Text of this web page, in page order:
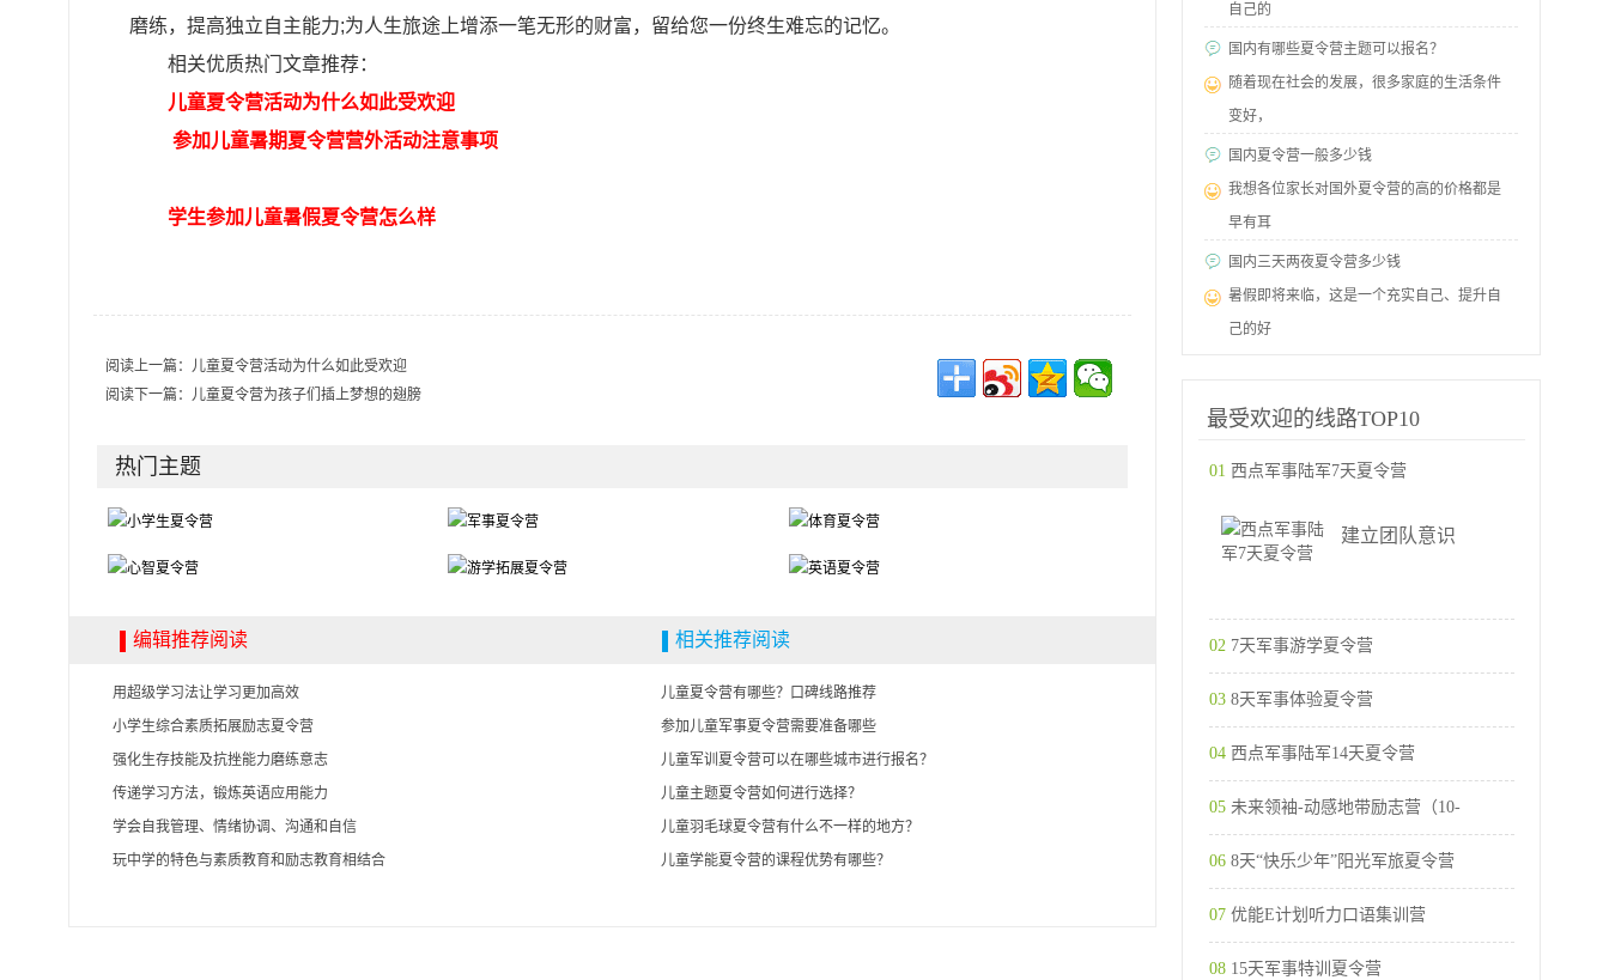
磨练，提高独立自主能力;为人生旅途上增添一笔无形的财富，留给您一份终生难忘的记忆。
相关优质热门文章推荐：
儿童夏令营活动为什么如此受欢迎
参加儿童暑期夏令营营外活动注意事项
学生参加儿童暑假夏令营怎么样
阅读上一篇：
儿童夏令营活动为什么如此受欢迎
阅读下一篇：
儿童夏令营为孩子们插上梦想的翅膀
热门主题
编辑推荐阅读
用超级学习法让学习更加高效
小学生综合素质拓展励志夏令营
强化生存技能及抗挫能力磨练意志
传递学习方法，锻炼英语应用能力
学会自我管理、情绪协调、沟通和自信
玩中学的特色与素质教育和励志教育相结合
相关推荐阅读
儿童夏令营有哪些？口碑线路推荐
参加儿童军事夏令营需要准备哪些
儿童军训夏令营可以在哪些城市进行报名？
儿童主题夏令营如何进行选择？
儿童羽毛球夏令营有什么不一样的地方？
儿童学能夏令营的课程优势有哪些？
自己的
国内有哪些夏令营主题可以报名？
随着现在社会的发展，很多家庭的生活条件
变好，
国内夏令营一般多少钱
我想各位家长对国外夏令营的高的价格都是
早有耳
国内三天两夜夏令营多少钱
暑假即将来临，这是一个充实自己、提升自
己的好
最受欢迎的线路TOP10
01 西点军事陆军7天夏令营
建立团队意识
02 7天军事游学夏令营
03 8天军事体验夏令营
04 西点军事陆军14天夏令营
05 未来领袖-动感地带励志营（10-
06 8天“快乐少年”阳光军旅夏令营
07 优能E计划听力口语集训营
08 15天军事特训夏令营